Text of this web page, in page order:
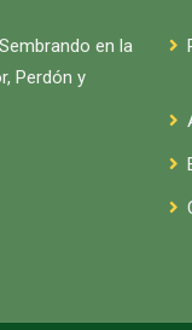
en la
Perdón y